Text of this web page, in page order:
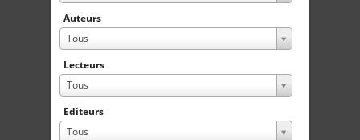
Auteurs
Tous
Lecteurs
Tous
Editeurs
Tous